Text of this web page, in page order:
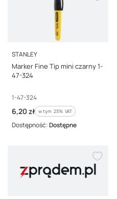
PRODUCENT
STANLEY
Marker Fine Tip mini czarny 1-
47-324
Kod producenta
1-47-324
Cena brutto
6,20 zł w tym %s VAT
w tym 23% VAT
Dostępność:Dostępne